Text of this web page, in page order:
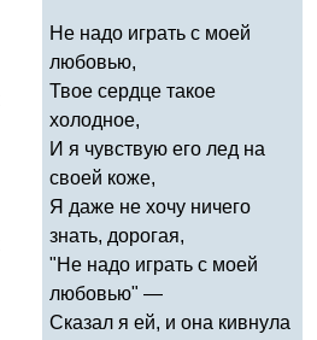
Не надо играть с моей
любовью,
Твое сердце такое
холодное,
И я чувствую его лед на
своей коже,
Я даже не хочу ничего
знать, дорогая,
"Не надо играть с моей
любовью" —
Сказал я ей, и она кивнула